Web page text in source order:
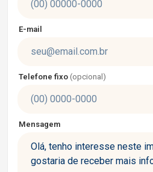
E-mail
Telefone fixo (opcional)
Mensagem